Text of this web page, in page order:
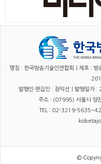
명칭 : 한국방송기술인연합회｜제호 :
발행인·편집인 : 장익선｜발행일자
주소 : (07995) 서울시 양
TEL : 02-3219-
©